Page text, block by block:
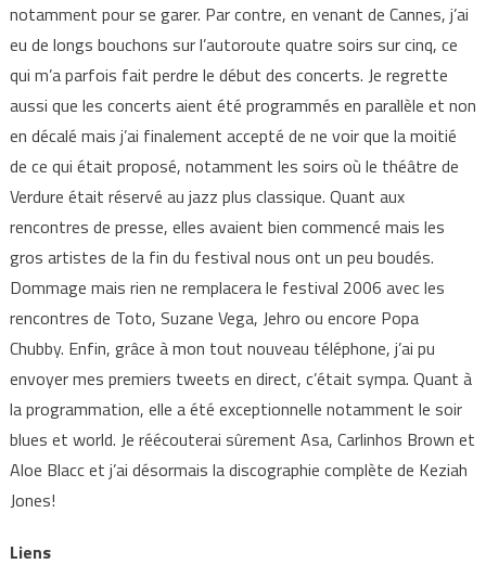
notamment pour se garer. Par contre, en venant de Cannes, j’ai
eu de longs bouchons sur l’autoroute quatre soirs sur cinq, ce
qui m’a parfois fait perdre le début des concerts. Je regrette
aussi que les concerts aient été programmés en parallèle et non
en décalé mais j’ai finalement accepté de ne voir que la moitié
de ce qui était proposé, notamment les soirs où le théâtre de
Verdure était réservé au jazz plus classique. Quant aux
rencontres de presse, elles avaient bien commencé mais les
gros artistes de la fin du festival nous ont un peu boudés.
Dommage mais rien ne remplacera le festival 2006 avec les
rencontres de Toto, Suzane Vega, Jehro ou encore Popa
Chubby. Enfin, grâce à mon tout nouveau téléphone, j’ai pu
envoyer mes premiers tweets en direct, c’était sympa. Quant à
la programmation, elle a été exceptionnelle notamment le soir
blues et world. Je réécouterai sûrement Asa, Carlinhos Brown et
Aloe Blacc et j’ai désormais la discographie complète de Keziah
Jones!
Liens